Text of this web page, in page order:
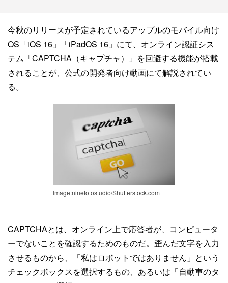
今秋のリリースが予定されているアップルのモバイル向け
OS「iOS 16」「iPadOS 16」にて、オンライン認証シス
テム「CAPTCHA（キャプチャ）」を回避する機能が搭載
されることが、公式の開発者向け動画にて解説されてい
る。
Image:ninefotostudio/Shutterstock.com
CAPTCHAとは、オンライン上で応答者が、コンピュータ
ーでないことを確認するためのものだ。歪んだ文字を入力
させるものから、「私はロボットではありません」という
チェックボックスを選択するもの、あるいは「自動車のタ